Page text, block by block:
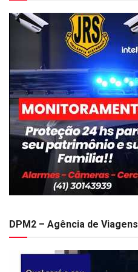
DPM2 – Agência de Viagens